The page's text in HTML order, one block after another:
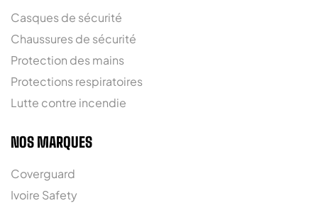
Casques de sécurité
Chaussures de sécurité
Protection des mains
Protections respiratoires
Lutte contre incendie
NOS MARQUES
Coverguard
Ivoire Safety